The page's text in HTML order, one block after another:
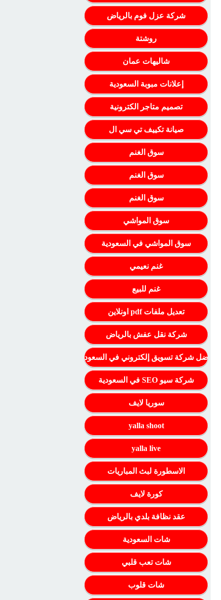
شركة عزل فوم بالرياض
روشتة
شاليهات عمان
إعلانات مبوبة السعودية
تصميم متاجر الكترونية
صيانة تكييف تي سي ال
سوق الغنم
سوق الغنم
سوق الغنم
سوق المواشي
سوق المواشي في السعودية
غنم نعيمي
غنم للبيع
تعديل ملفات pdf اونلاين
شركة نقل عفش بالرياض
أفضل شركة تسويق إلكتروني في السعودية
شركة سيو SEO في السعودية
سوريا لايف
yalla shoot
yalla live
الاسطورة لبث المباريات
كورة لايف
عقد نظافة بلدي بالرياض
شات السعودية
شات تعب قلبي
شات قلوب